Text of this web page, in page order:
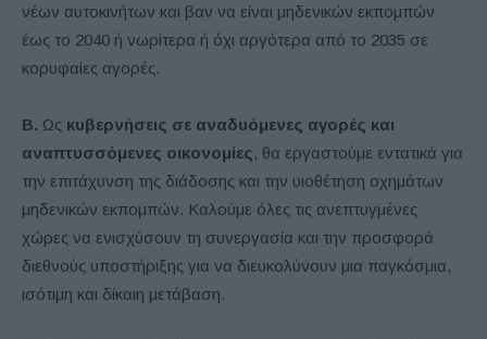
νέων αυτοκινήτων και βαν να είναι μηδενικών εκπομπών
έως το 2040 ή νωρίτερα ή όχι αργότερα από το 2035 σε
κορυφαίες αγορές.
Β. Ως κυβερνήσεις σε αναδυόμενες αγορές και
αναπτυσσόμενες οικονομίες , θα εργαστούμε εντατικά για
την επιτάχυνση της διάδοσης και την υιοθέτηση οχημάτων
μηδενικών εκπομπών. Καλούμε όλες τις ανεπτυγμένες
χώρες να ενισχύσουν τη συνεργασία και την προσφορά
διεθνούς υποστήριξης για να διευκολύνουν μια παγκόσμια,
ισότιμη και δίκαιη μετάβαση.